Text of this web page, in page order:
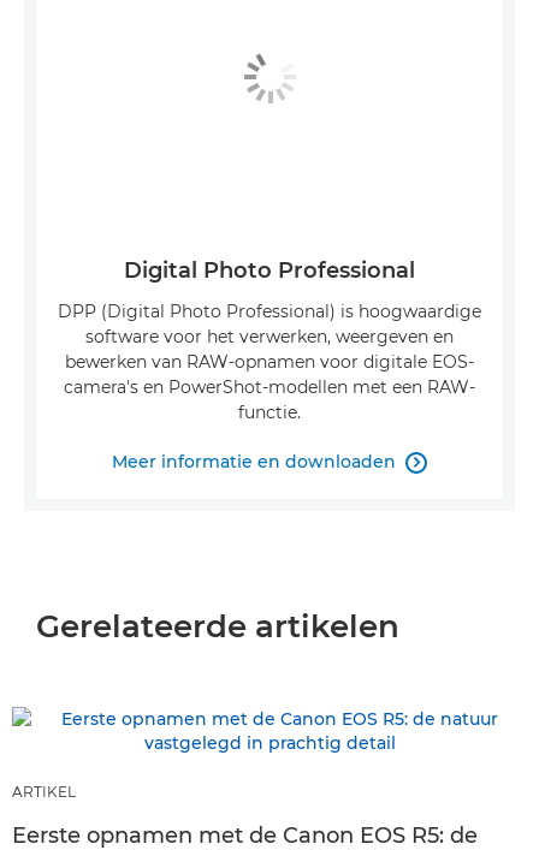
Digital Photo Professional
DPP (Digital Photo Professional) is hoogwaardige
software voor het verwerken, weergeven en
bewerken van RAW-opnamen voor digitale EOS-
camera's en PowerShot-modellen met een RAW-
functie.
Meer informatie en downloaden 
Gerelateerde artikelen
ARTIKEL
Eerste opnamen met de Canon EOS R5: de